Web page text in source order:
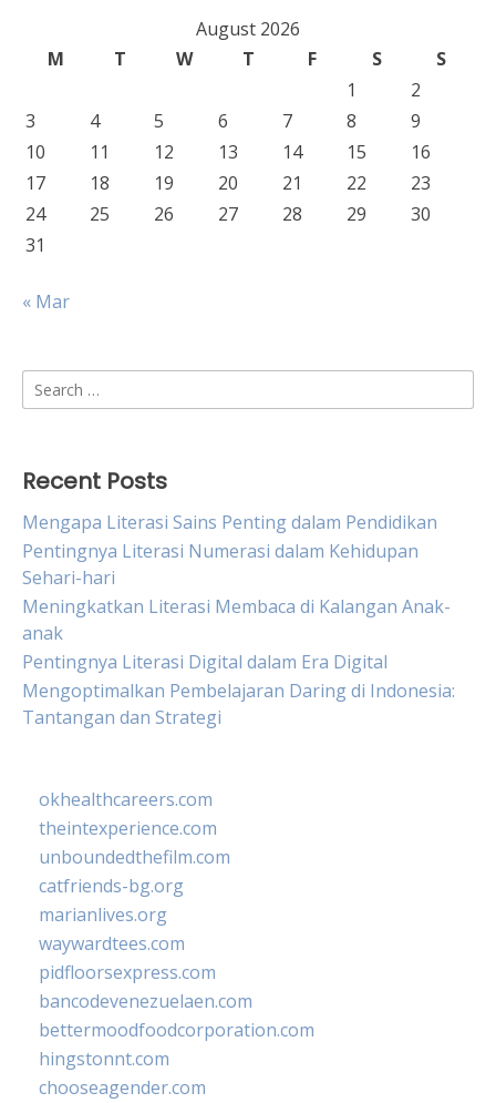
August 2026
M
T W T F S
S
1
2
3
4 5 6 7 8
9
10
11 12 13 14 15
16
17
18 19 20 21 22
23
24
25 26 27 28 29
30
31
« Mar
Search
for:
Recent Posts
Mengapa Literasi Sains Penting dalam Pendidikan
Pentingnya Literasi Numerasi dalam Kehidupan
Sehari-hari
Meningkatkan Literasi Membaca di Kalangan Anak-
anak
Pentingnya Literasi Digital dalam Era Digital
Mengoptimalkan Pembelajaran Daring di Indonesia:
Tantangan dan Strategi
okhealthcareers.com
theintexperience.com
unboundedthefilm.com
catfriends-bg.org
marianlives.org
waywardtees.com
pidfloorsexpress.com
bancodevenezuelaen.com
bettermoodfoodcorporation.com
hingstonnt.com
chooseagender.com